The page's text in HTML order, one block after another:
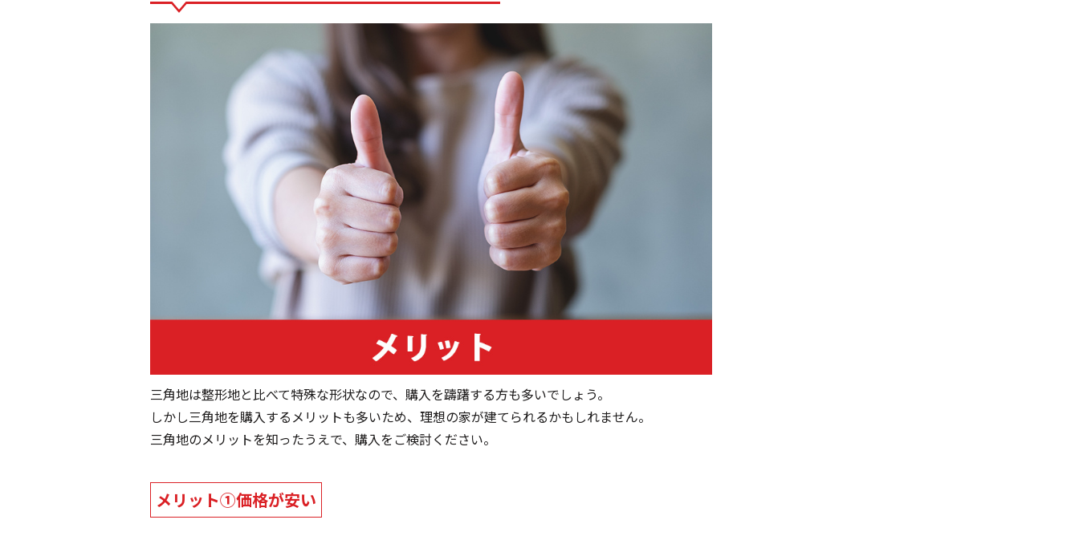
三角地は整形地と比べて特殊な形状なので、購入を躊躇する方も多いでしょう。
しかし三角地を購入するメリットも多いため、理想の家が建てられるかもしれません。
三角地のメリットを知ったうえで、購入をご検討ください。
メリット①価格が安い